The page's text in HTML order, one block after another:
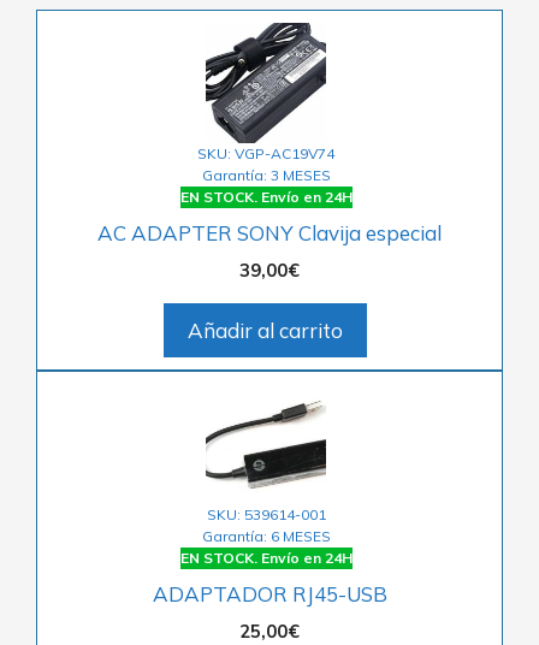
SKU: VGP-AC19V74
Garantía: 3 MESES
EN STOCK. Envío en 24H
AC ADAPTER SONY Clavija especial
39,00€
Añadir al carrito
SKU: 539614-001
Garantía: 6 MESES
EN STOCK. Envío en 24H
ADAPTADOR RJ45-USB
25,00€